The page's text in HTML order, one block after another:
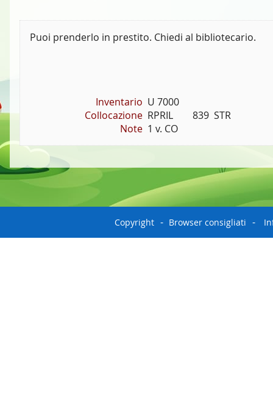
Puoi prenderlo in prestito. Chiedi al bibliotecario.
Inventario U 7000
Collocazione RPRIL        839  STR
Note 1 v. CO
Copyright Browser consigliati